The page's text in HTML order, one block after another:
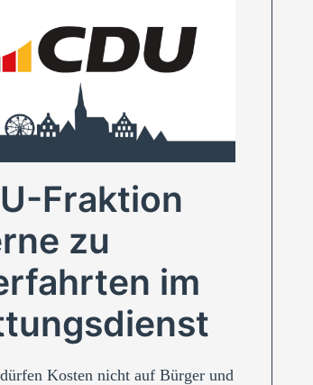
Fraktion
zu
im
Kosten nicht auf Bürger und